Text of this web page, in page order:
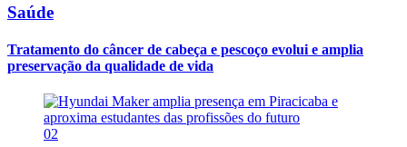
Saúde
Tratamento do câncer de cabeça e pescoço evolui e amplia
preservação da qualidade de vida
02